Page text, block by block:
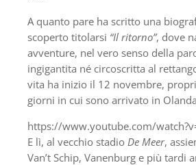
A quanto pare ha scritto una
scoperto titolarsi “Il ritorno”, dove
avventure, nel vero senso della
ingigantita né circoscritta al
vita ha inizio il 12 novembre,
giorni in cui sono arrivato in
https://www.youtube.com/
E lì, al vecchio stadio De Meer,
Van’t Schip, Vanenburg e più tardi